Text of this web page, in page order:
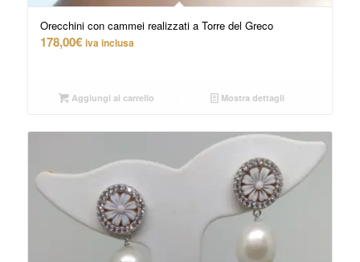
Orecchini con cammei realizzati a Torre del Greco
178,00€ iva inclusa
Aggiungi al carrello Mostra dettagli